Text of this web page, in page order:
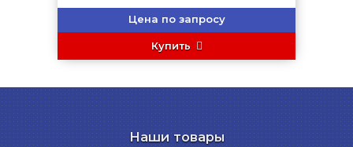
Цена по запросу
Купить
Наши товары